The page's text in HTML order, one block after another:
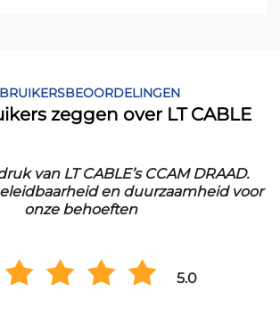
zeggen over LT CABLE
van LT CABLE’s CCAM DRAAD.
en duurzaamheid voor
onze behoeften
5.0